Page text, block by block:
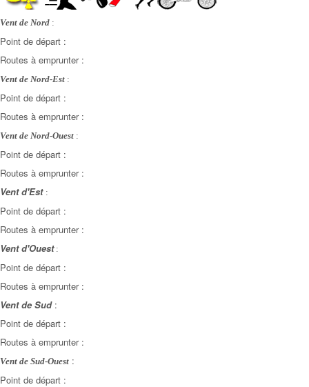
Vent de Nord :
Point de départ :
Routes à emprunter :
Vent de Nord-Est :
Point de départ :
Routes à emprunter :
Vent de Nord-Ouest :
Point de départ :
Routes à emprunter :
Vent d'Est :
Point de départ :
Routes à emprunter :
Vent d'Ouest:
Point de départ :
Routes à emprunter :
Vent de Sud:
Point de départ :
Routes à emprunter :
Vent de Sud-Ouest :
Point de départ :